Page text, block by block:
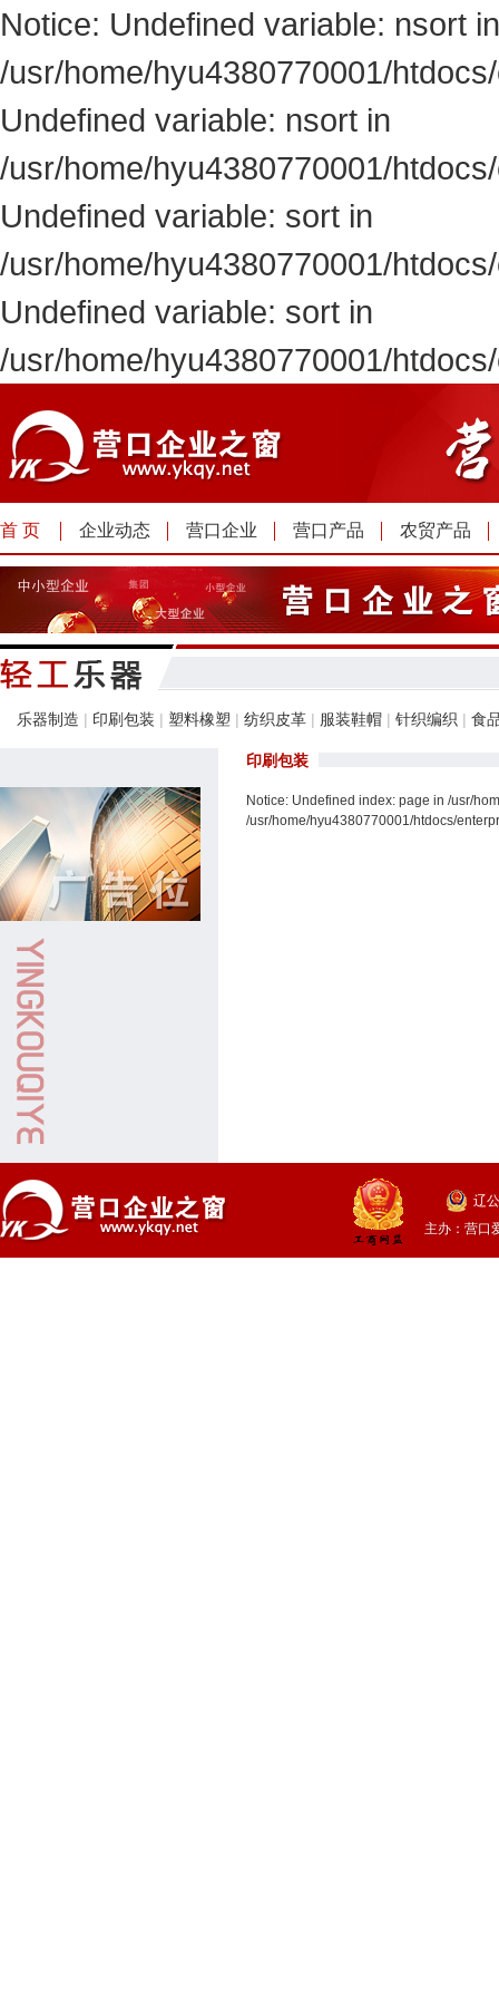
Notice: Undefined variable: nsort in
/usr/home/hyu4380770001/
Undefined variable: nsort in
/usr/home/hyu4380770001/
Undefined variable: sort in
/usr/home/hyu4380770001/
Undefined variable: sort in
/usr/home/hyu4380770001/
首 页 企业动态 营口企业 营口产品 农贸产品
乐器制造 | 印刷包装 | 塑料橡塑 | 纺织皮革 | 服装鞋帽 | 针织编织 | 食
印刷包装
Notice: Undefined index: page in /usr/
/usr/home/hyu4380770001/htdocs/
主办： 营口
辽